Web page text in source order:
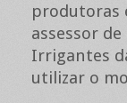
produtoras
assessor
Irrigantes
utilizar o